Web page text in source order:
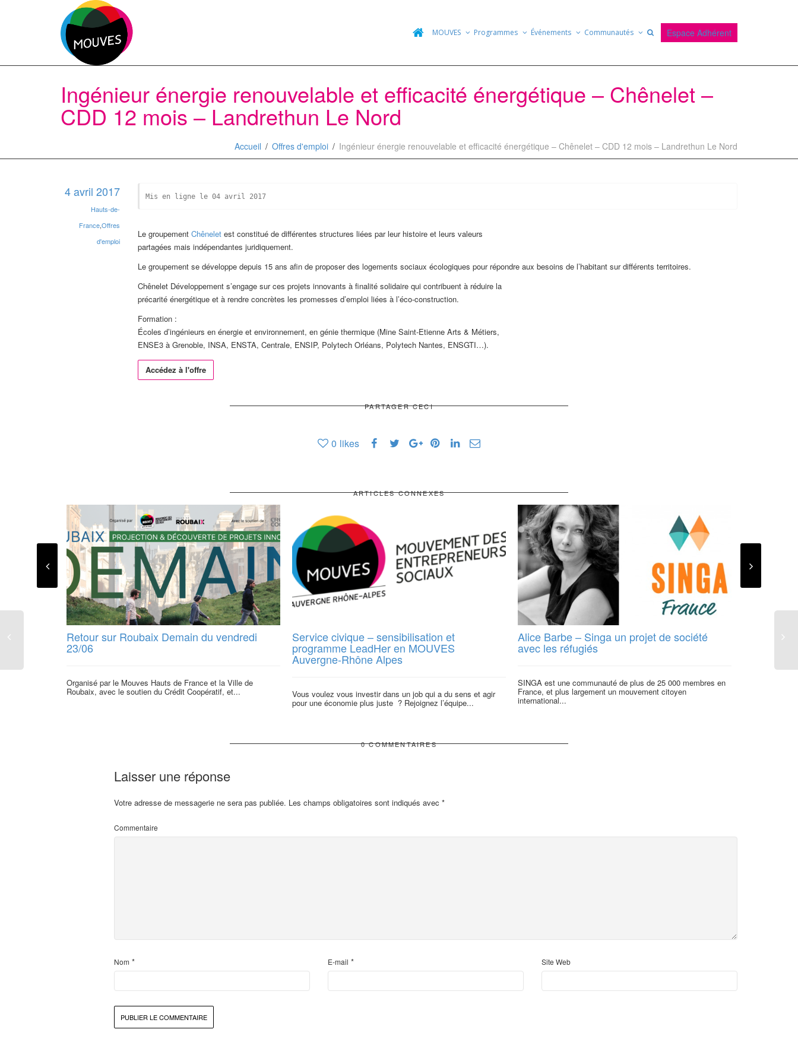
MOUVES Programmes Événements Communautés Espace Adhérent
Ingénieur énergie renouvelable et efficacité énergétique – Chênelet –
CDD 12 mois – Landrethun Le Nord
Accueil Offres d'emploi Ingénieur énergie renouvelable et efficacité énergétique – Chênelet – CDD 12 mois – Landrethun Le Nord
4 avril 2017
Hauts-de-
France,Offres
d'emploi
Mis en ligne le 04 avril 2017
Le groupement Chênelet est constitué de différentes structures liées par leur histoire et leurs valeurs
partagées mais indépendantes juridiquement.
Le groupement se développe depuis 15 ans afin de proposer des logements sociaux écologiques pour répondre aux besoins de l’habitant sur différents territoires.
Chênelet Développement s’engage sur ces projets innovants à finalité solidaire qui contribuent à réduire la
précarité énergétique et à rendre concrètes les promesses d’emploi liées à l’éco-construction.
Formation :
Écoles d’ingénieurs en énergie et environnement, en génie thermique (Mine Saint-Etienne Arts & Métiers,
ENSE3 à Grenoble, INSA, ENSTA, Centrale, ENSIP, Polytech Orléans, Polytech Nantes, ENSGTI…).
Accédez à l'offre
PARTAGER CECI
0 likes
ARTICLES CONNEXES
Retour sur Roubaix Demain du vendredi
23/06
Organisé par le Mouves Hauts de France et la Ville de
Roubaix, avec le soutien du Crédit Coopératif, et...
Service civique – sensibilisation et
programme LeadHer en MOUVES
Auvergne-Rhône Alpes
Vous voulez vous investir dans un job qui a du sens et agir
pour une économie plus juste ? Rejoignez l’équipe...
Alice Barbe – Singa un projet de société
avec les réfugiés
SINGA est une communauté de plus de 25 000 membres en
France, et plus largement un mouvement citoyen
international...
0 COMMENTAIRES
Laisser une réponse
Votre adresse de messagerie ne sera pas publiée. Les champs obligatoires sont indiqués avec *
Commentaire
Nom * E-mail * Site Web